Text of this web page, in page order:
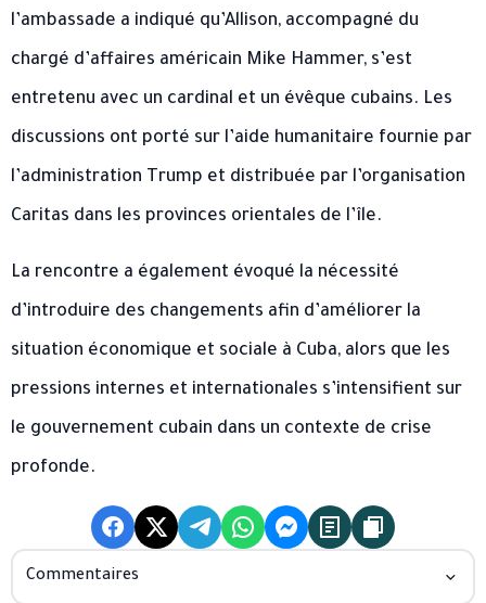
l’ambassade a indiqué qu’Allison, accompagné du
chargé d’affaires américain Mike Hammer, s’est
entretenu avec un cardinal et un évêque cubains. Les
discussions ont porté sur l’aide humanitaire fournie par
l’administration Trump et distribuée par l’organisation
Caritas dans les provinces orientales de l’île.
La rencontre a également évoqué la nécessité
d’introduire des changements afin d’améliorer la
situation économique et sociale à Cuba, alors que les
pressions internes et internationales s’intensifient sur
le gouvernement cubain dans un contexte de crise
profonde.
Commentaires